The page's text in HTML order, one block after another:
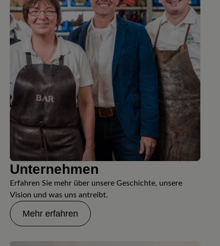
Unternehmen
Erfahren Sie mehr über unsere Geschichte, unsere
Vision und was uns antreibt.
Mehr erfahren